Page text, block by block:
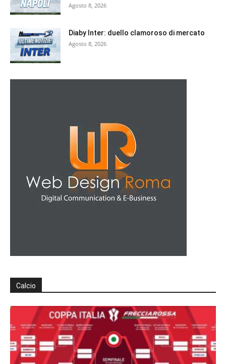
Agosto 8, 2026
Diaby Inter: duello clamoroso di mercato
Agosto 8, 2026
Calcio